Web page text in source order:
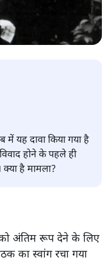
में यह दावा किया गया है
होने के पहले ही
क्या है मामला?
अंतिम रूप देने के लिए
का स्वांग रचा गया